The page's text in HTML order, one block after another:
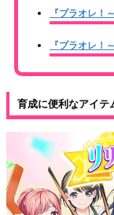
『プラオレ！
『プラオレ！
育成に便利なアイテ